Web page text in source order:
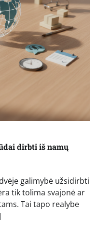
dirbti iš namų
galimybė užsidirbti
tik tolima svajonė ar
Tai tapo realybe